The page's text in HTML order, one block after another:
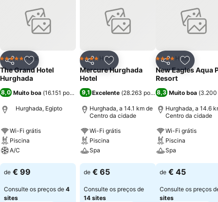
PartilharAdicionar aos favoritos
5 EstrelasHotel
The Grand Hotel
Hurghada
8,0 Muito boa (16.151 pontuações)
Hurghada, Egipto
Wi-Fi grátis
Piscina
A/C
Ver preços
de € 99
Consulte os preços de 4
sites
PartilharAdicionar aos favoritos
4 EstrelasHotel
Mercure Hurghada
Hotel
9,1 Excelente (28.263 pontuações)
Hurghada, a 14.1 km de
Centro da cidade
Wi-Fi grátis
Piscina
Spa
Ver preços
de € 65
Consulte os preços de
14 sites
Partilhar
4 EstrelasHotel
New Eagles Aqua
Resort
8,3 Muito boa (3.200
Hurghada, a 14.6
Centro da cidade
Wi-Fi grátis
Piscina
Spa
Ver preços
de € 45
Consulte os preços
sites